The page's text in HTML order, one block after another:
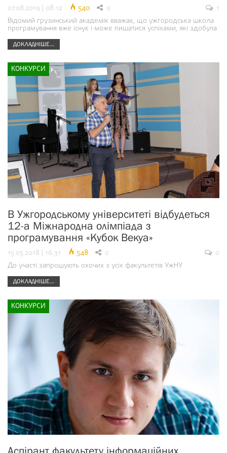
07.08.2019 | 08:12 540 0
1
Відомий грузинський академік вважає, що ужгородська школа
програмування вже існує і може пишатися успіхами, які здобула
ДОКЛАДНІШЕ...
КОНКУРСИ
В Ужгородському університеті відбудеться
12-а Міжнародна олімпіада з
програмування «Кубок Векуа»
15.05.2018 | 16:31 548 0
0
До участі запрошують охочих з усіх факультетів УжНУ
ДОКЛАДНІШЕ...
КОНКУРСИ